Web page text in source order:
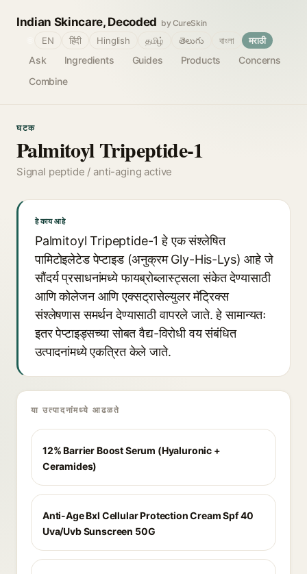
Indian Skincare, Decoded by CureSkin
Ask Ingredients Guides Products
Concerns
Combine
EN हिंदी Hinglish தமிழ் తెలుగు বাংলা मराठी
घटक
Palmitoyl Tripeptide-1
Signal peptide / anti-aging active
हे काय आहे
Palmitoyl Tripeptide-1 हे एक संश्लेषित
पामिटोइलेटेड पेप्टाइड (अनुक्रम Gly-His-Lys) आहे जे
सौंदर्य प्रसाधनांमध्ये फायब्रोब्लास्ट्सला संकेत देण्यासाठी
आणि कोलेजन आणि एक्सट्रासेल्युलर मॅट्रिक्स
संश्लेषणास समर्थन देण्यासाठी वापरले जाते. हे सामान्यतः
इतर पेप्टाइड्सच्या सोबत वैद्य-विरोधी वय संबंधित
उत्पादनांमध्ये एकत्रित केले जाते.
या उत्पादनांमध्ये आढळते
12% Barrier Boost Serum (Hyaluronic +
Ceramides)
Anti-Age Bxl Cellular Protection Cream Spf 40
Uva/Uvb Sunscreen 50G